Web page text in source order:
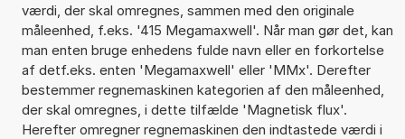
værdi, der skal omregnes, sammen med den originale
måleenhed, f.eks. '415 Megamaxwell'. Når man gør det, kan
man enten bruge enhedens fulde navn eller en forkortelse
af detf.eks. enten 'Megamaxwell' eller 'MMx'. Derefter
bestemmer regnemaskinen kategorien af den måleenhed,
der skal omregnes, i dette tilfælde 'Magnetisk flux'.
Herefter omregner regnemaskinen den indtastede værdi i